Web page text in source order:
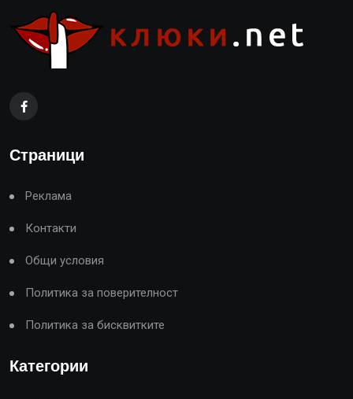
Страници
Реклама
Контакти
Общи условия
Политика за поверителност
Политика за бисквитките
Категории